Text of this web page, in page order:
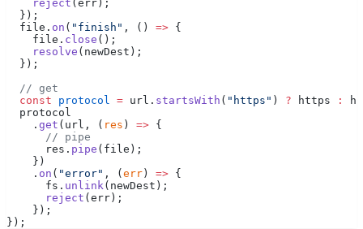
    reject
(err);
  });
  file.
on ( "finish" , () => {
    file.
close ();
    resolve
(newDest);
  });
  // get
  const
protocol = url. startsWith ( "https" ) ? https :
  protocol
    .
get (url, ( res ) => {
      // pipe
      res.
pipe (file);
    })
    .
on ( "error" , ( err ) => {
      fs.
unlink (newDest);
      reject
(err);
    });
});